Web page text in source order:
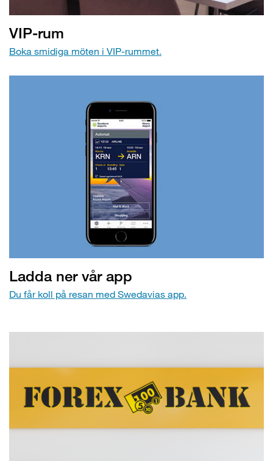
VIP-rum
Boka smidiga möten i VIP-rummet.
Ladda ner vår app
Du får koll på resan med Swedavias app.